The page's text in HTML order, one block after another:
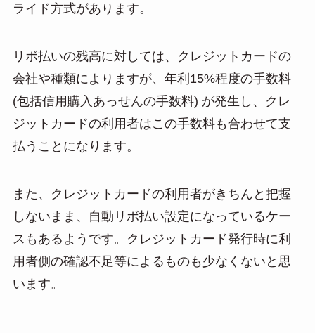
ライド方式があります。
リボ払いの残高に対しては、クレジットカードの
会社や種類によりますが、年利15%程度の手数料
(包括信用購入あっせんの手数料) が発生し、クレ
ジットカードの利用者はこの手数料も合わせて支
払うことになります。
また、クレジットカードの利用者がきちんと把握
しないまま、自動リボ払い設定になっているケー
スもあるようです。クレジットカード発行時に利
用者側の確認不足等によるものも少なくないと思
います。